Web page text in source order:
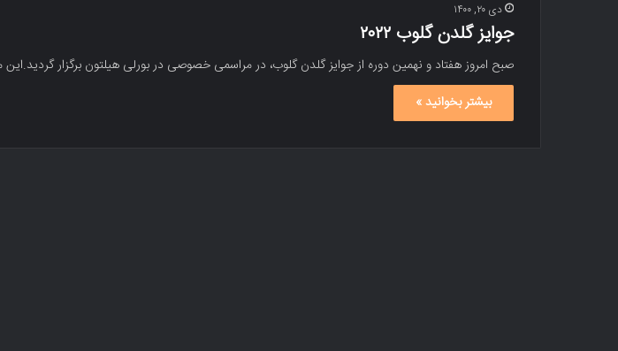
دی ۲۰, ۱۴۰۰
جوایز گلدن گلوب ۲۰۲۲
صبح امروز هفتاد و نهمین دوره از جوایز گلدن گلوب، در مراسمی خصوصی در بورلی هیلتون برگزار
بیشتر بخوانید »